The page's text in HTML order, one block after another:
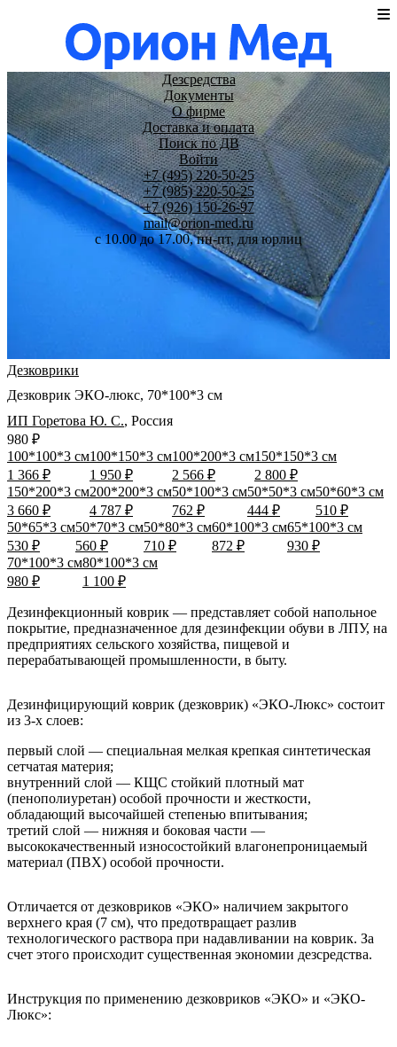
Дезсредства
Документы
О фирме
Доставка и оплата
Поиск по ДВ
Войти
+7 (495) 220-50-25
+7 (985) 220-50-25
+7 (926) 150-26-97
mail@orion-med.ru
c 10.00 до 17.00, пн-пт, для юрлиц
Дезковрики
Дезковрик ЭКО-люкс, 70*100*3 см
ИП Горетова Ю. С., Россия
100*100*3 см
1 366 ₽
100*150*3 см
1 950 ₽
100*200*3 см
2 566 ₽
150*150*3 см
2 800 ₽
150*200*3 см
3 660 ₽
200*200*3 см
4 787 ₽
50*100*3 см
762 ₽
50*50*3 см
444 ₽
50*60*3 см
510 ₽
50*65*3 см
530 ₽
50*70*3 см
560 ₽
50*80*3 см
710 ₽
60*100*3 см
872 ₽
65*100*3 см
930 ₽
70*100*3 см
980 ₽
80*100*3 см
1 100 ₽
Дезинфекционный коврик — представляет собой напольное
покрытие, предназначенное для дезинфекции обуви в ЛПУ, на
предприятиях сельского хозяйства, пищевой и
перерабатывающей промышленности, в быту.
Дезинфицирующий коврик (дезковрик) «ЭКО-Люкс» состоит
из 3-х слоев:
первый слой — специальная мелкая крепкая синтетическая
сетчатая материя;
внутренний слой — КЩС стойкий плотный мат
(пенополиуретан) особой прочности и жесткости,
обладающий высочайшей степенью впитывания;
третий слой — нижняя и боковая части —
высококачественный износостойкий влагонепроницаемый
материал (ПВХ) особой прочности.
Отличается от дезковриков «ЭКО» наличием закрытого
верхнего края (7 см), что предотвращает разлив
технологического раствора при надавливании на коврик. За
счет этого происходит существенная экономии дезсредства.
Инструкция по применению дезковриков «ЭКО» и «ЭКО-
Люкс»:
980 ₽